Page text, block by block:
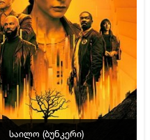
საილო (ბუნკერი)